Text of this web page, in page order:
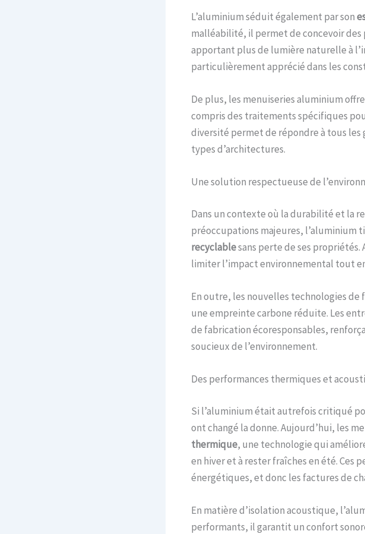
L’aluminium séduit également par son
malléabilité, il permet de concevoir
apportant plus de lumière naturelle à
particulièrement apprécié dans les
De plus, les menuiseries aluminium
compris des traitements spécifiques
diversité permet de répondre à tous
types d’architectures.
Une solution respectueuse de
Dans un contexte où la durabilité et la
préoccupations majeures, l’aluminium
recyclablesans perte de ses propriétés.
limiter l’impact environnemental tout
En outre, les nouvelles technologies
une empreinte carbone réduite. Les
de fabrication écoresponsables,
soucieux de l’environnement.
Des performances thermiques et
Si l’aluminium était autrefois critiqué
ont changé la donne. Aujourd’hui, les
thermique, une technologie qui
en hiver et à rester fraîches en été. Ces
énergétiques, et donc les factures de
En matière d’isolation acoustique,
performants, il garantit un confort